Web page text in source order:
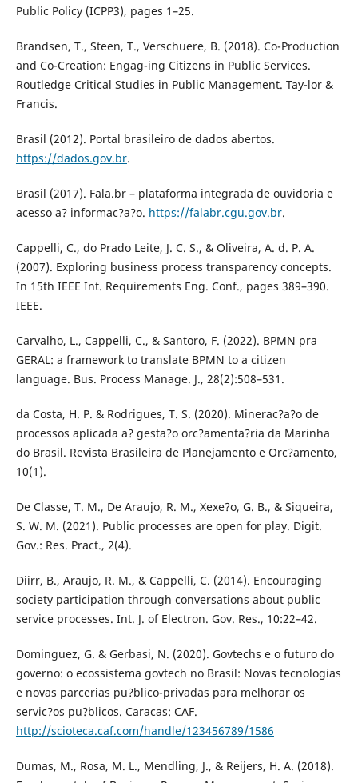
Public Policy (ICPP3), pages 1–25.
Brandsen, T., Steen, T., Verschuere, B. (2018). Co-Production
and Co-Creation: Engag-ing Citizens in Public Services.
Routledge Critical Studies in Public Management. Tay-lor &
Francis.
Brasil (2012). Portal brasileiro de dados abertos.
https://dados.gov.br.
Brasil (2017). Fala.br – plataforma integrada de ouvidoria e
acesso a? informac?a?o. https://falabr.cgu.gov.br.
Cappelli, C., do Prado Leite, J. C. S., & Oliveira, A. d. P. A.
(2007). Exploring business process transparency concepts.
In 15th IEEE Int. Requirements Eng. Conf., pages 389–390.
IEEE.
Carvalho, L., Cappelli, C., & Santoro, F. (2022). BPMN pra
GERAL: a framework to translate BPMN to a citizen
language. Bus. Process Manage. J., 28(2):508–531.
da Costa, H. P. & Rodrigues, T. S. (2020). Minerac?a?o de
processos aplicada a? gesta?o orc?amenta?ria da Marinha
do Brasil. Revista Brasileira de Planejamento e Orc?amento,
10(1).
De Classe, T. M., De Araujo, R. M., Xexe?o, G. B., & Siqueira,
S. W. M. (2021). Public processes are open for play. Digit.
Gov.: Res. Pract., 2(4).
Diirr, B., Araujo, R. M., & Cappelli, C. (2014). Encouraging
society participation through conversations about public
service processes. Int. J. of Electron. Gov. Res., 10:22–42.
Dominguez, G. & Gerbasi, N. (2020). Govtechs e o futuro do
governo: o ecossistema govtech no Brasil: Novas tecnologias
e novas parcerias pu?blico-privadas para melhorar os
servic?os pu?blicos. Caracas: CAF.
http://scioteca.caf.com/handle/123456789/1586
Dumas, M., Rosa, M. L., Mendling, J., & Reijers, H. A. (2018).